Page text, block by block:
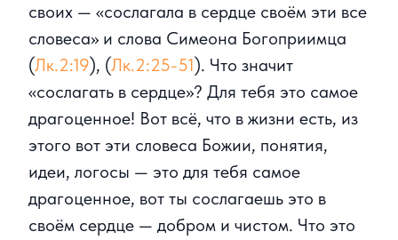
своих — «сослагала в сердце своём эти все
словеса» и слова Симеона Богоприимца
(Лк.2:19), (Лк.2:25-51). Что значит
«сослагать в сердце»? Для тебя это самое
драгоценное! Вот всё, что в жизни есть, из
этого вот эти словеса Божии, понятия,
идеи, логосы — это для тебя самое
драгоценное, вот ты сослагаешь это в
своём сердце — добром и чистом. Что это